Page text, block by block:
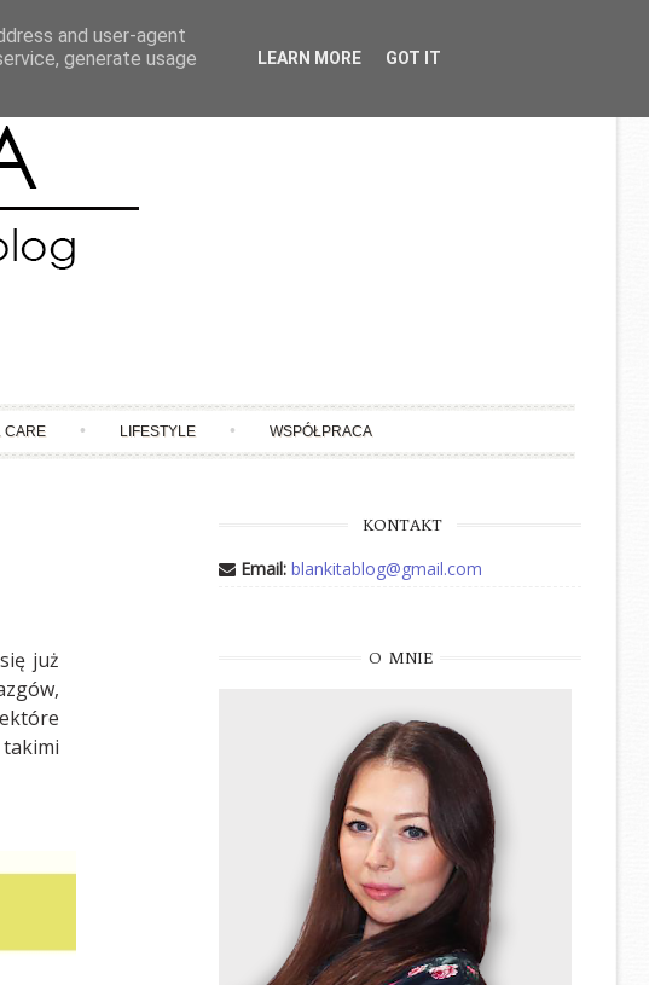
CARE LIFESTYLE WSPÓŁPRACA
już
KONTAKT
Email: blankitablog@gmail.com
O MNIE
and user-agent
generate usage
LEARN MORE GOT IT